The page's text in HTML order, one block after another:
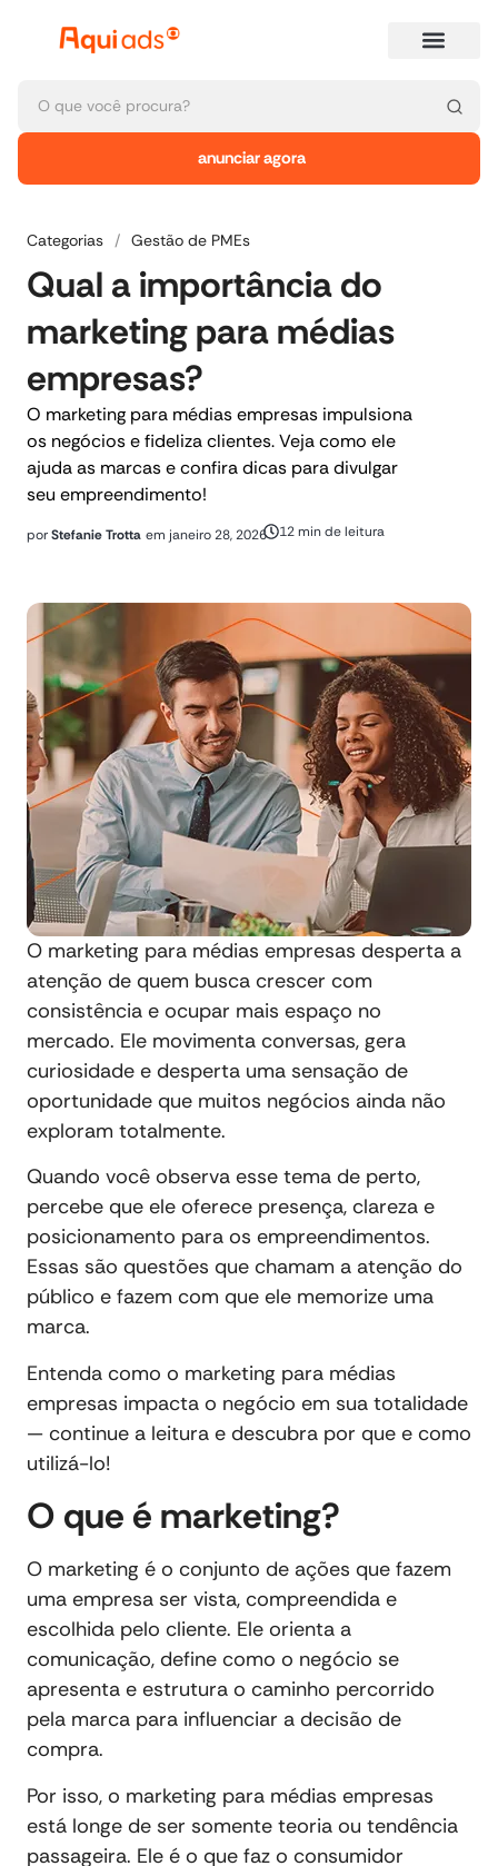
anunciar agora
Categorias / Gestão de PMEs
Qual a importância do
marketing para médias
empresas?
O marketing para médias empresas impulsiona
os negócios e fideliza clientes. Veja como ele
ajuda as marcas e confira dicas para divulgar
seu empreendimento!
porStefanie Trotta em janeiro 28, 2026 12 min de leitura
O marketing para médias empresas desperta a
atenção de quem busca crescer com
consistência e ocupar mais espaço no
mercado. Ele movimenta conversas, gera
curiosidade e desperta uma sensação de
oportunidade que muitos negócios ainda não
exploram totalmente.
Quando você observa esse tema de perto,
percebe que ele oferece presença, clareza e
posicionamento para os empreendimentos.
Essas são questões que chamam a atenção do
público e fazem com que ele memorize uma
marca.
Entenda como o marketing para médias
empresas impacta o negócio em sua totalidade
— continue a leitura e descubra por que e como
utilizá-lo!
O que é marketing?
O marketing é o conjunto de ações que fazem
uma empresa ser vista, compreendida e
escolhida pelo cliente. Ele orienta a
comunicação, define como o negócio se
apresenta e estrutura o caminho percorrido
pela marca para influenciar a decisão de
compra.
Por isso, o marketing para médias empresas
está longe de ser somente teoria ou tendência
passageira. Ele é o que faz o consumidor